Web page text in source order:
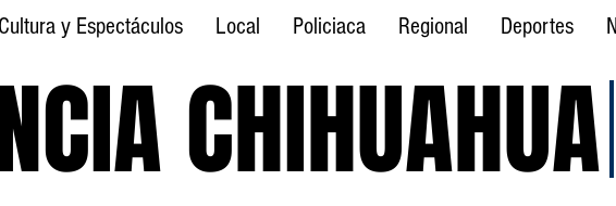
Cultura y Espectáculos Local Policiaca Regional Deportes
CHIHUAHUA
CHIHUAHUA